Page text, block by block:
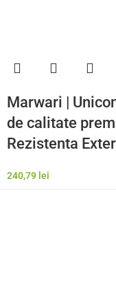
Marwari |
de calitate
Rezistenta
240,79 lei